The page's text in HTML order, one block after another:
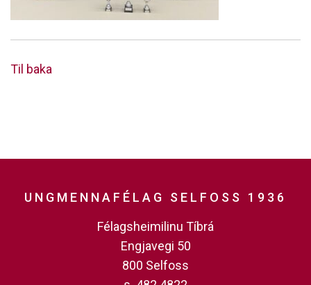
Til baka
UNGMENNAFÉLAG SELFOSS 1936
Félagsheimilinu Tíbrá
Engjavegi 50
800 Selfoss